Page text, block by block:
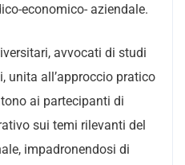
economico- aziendale.
avvocati di studi
unita all’approccio pratico
ai partecipanti di
sui temi rilevanti del
impadronendosi di